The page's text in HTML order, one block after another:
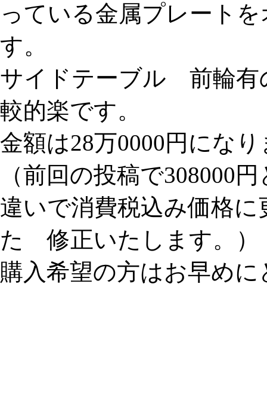
っている金属プレート
す。
サイドテーブル 前輪有
較的楽です。
金額は28万0000円にな
（前回の投稿で308000
違いで消費税込み価格
た 修正いたします。）
購入希望の方はお早めに